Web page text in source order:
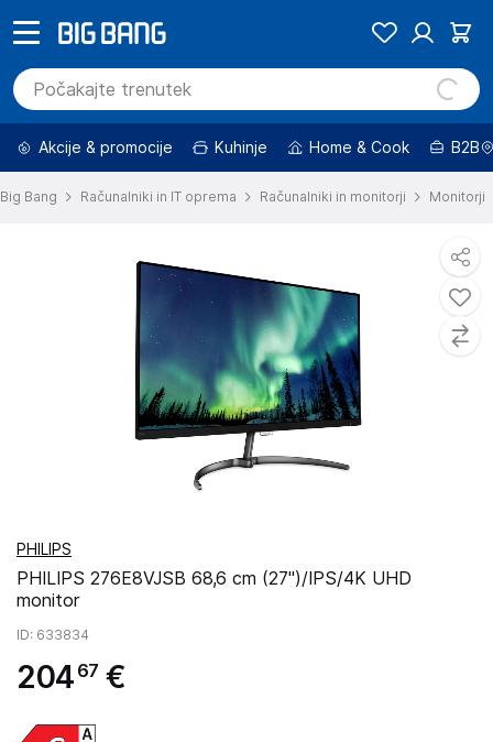
Akcije & promocije Kuhinje Home & Cook B2B
Big Bang Računalniki in IT oprema Računalniki in monitorji Monitorji
PHILIPS
PHILIPS 276E8VJSB 68,6 cm (27")/IPS/4K UHD
monitor
ID: 633834
204 67 €